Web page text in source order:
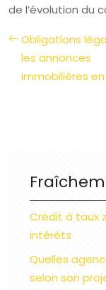
de l’évolution du
Obligations
les annonces
immobilières en
Crédit à taux
intérêts
Quelles
selon son